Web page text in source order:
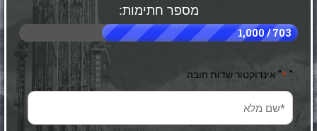
מספר חתימות:
703 / 1,000
"
*" אינדוקטור שדות חובה
שם
מלא